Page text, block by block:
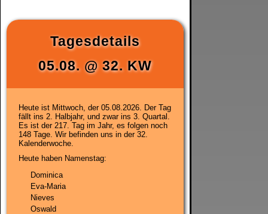
Tagesdetails
05.08. @ 32. KW
Heute ist Mittwoch, der 05.08.2026 . Der Tag
fällt ins 2. Halbjahr, und zwar ins 3. Quartal.
Es ist der 217. Tag im Jahr, es folgen noch
148 Tage. Wir befinden uns in der 32.
Kalenderwoche
Heute haben Namenstag:
Dominica
Eva-Maria
Nieves
Oswald